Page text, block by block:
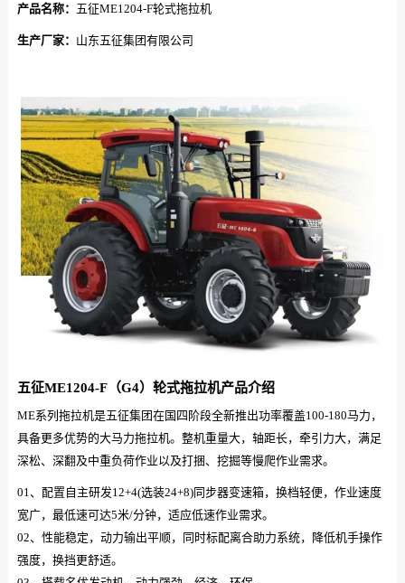
产品名称： 五征ME1204-F轮式拖拉机
生产厂家： 山东五征集团有限公司
五征ME1204-F（G4）轮式拖拉机产品介绍
ME系列拖拉机是五征集团在国四阶段全新推出功率覆盖100-180马力，
具备更多优势的大马力拖拉机。整机重量大，轴距长，牵引力大，满足
深松、深翻及中重负荷作业以及打捆、挖掘等慢爬作业需求。
01、配置自主研发12+4(选装24+8)同步器变速箱，换档轻便，作业速度
宽广，最低速可达5米/分钟，适应低速作业需求。
02、性能稳定，动力输出平顺，同时标配离合助力系统，降低机手操作
强度，换挡更舒适。